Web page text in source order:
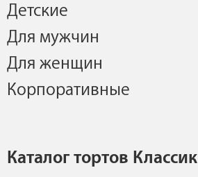
Детские
Для мужчин
Для женщин
Корпоративные
Каталог тортов Классик